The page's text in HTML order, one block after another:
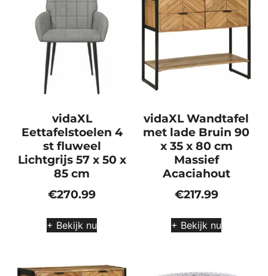
vidaXL
Eettafelstoelen 4
st fluweel
Lichtgrijs 57 x 50 x
85 cm
€270.99
+ Bekijk nu
vidaXL Wandtafel
met lade Bruin 90
x 35 x 80 cm
Massief
Acaciahout
€217.99
+ Bekijk nu